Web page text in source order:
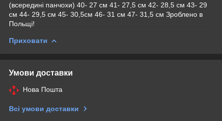
(всередині панчохи) 40- 27 см 41- 27,5 см 42- 28,5 см 43- 29
см 44- 29,5 см 45- 30,5см 46- 31 см 47- 31,5 см Зроблено в
Польщі!
Приховати
Умови доставки
Нова Пошта
Всі умови доставки